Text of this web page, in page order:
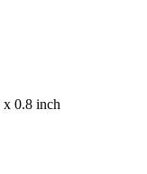
x 0.8 inch